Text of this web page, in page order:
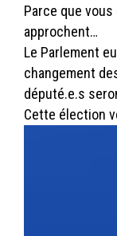
Parce que
approchent…
Le Parlement
changement
député.e.s
Cette élection